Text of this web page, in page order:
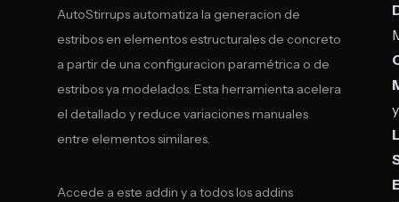
AutoStirrups automatiza la generacion de
estribos en elementos estructurales de concreto
a partir de una configuracion paramétrica o de
estribos ya modelados. Esta herramienta acelera
el detallado y reduce variaciones manuales
entre elementos similares.
Accede a este addin y a todos los addins